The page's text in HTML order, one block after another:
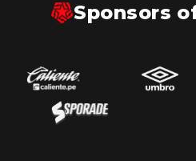
Sponsors